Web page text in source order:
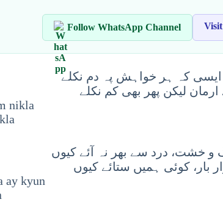
Follow WhatsApp Channel
کہ ہر خواہش پہ دم نکلے
لیکن پھر بھی کم نکلے
nikla
خشت، درد سے بھر نہ آئے کیوں
بار، کوئی ہمیں ستائے کیوں
ay kyun